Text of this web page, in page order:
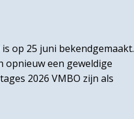
op 25 juni bekendgemaakt.
opnieuw een geweldige
2026 VMBO zijn als